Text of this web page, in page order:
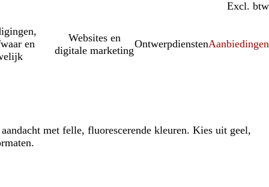
Incl. btw
Excl. btw
en
Websites en
digitale marketing
OntwerpdienstenAanbiedingen
met felle, fluorescerende kleuren. Kies uit geel,